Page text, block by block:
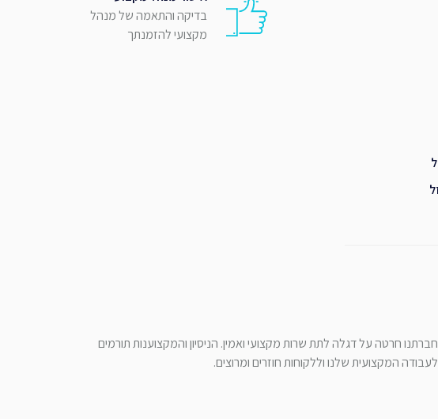
בדיקה והתאמה של מנהל
מקצועי להזמנתך
חברתנו חרטה על דגלה לתת שרות מקצועי ואמין. הניסיון והמקצוענות תורמים
לעבודה המקצועית שלנו וללקוחות חוזרים ומרוצים.